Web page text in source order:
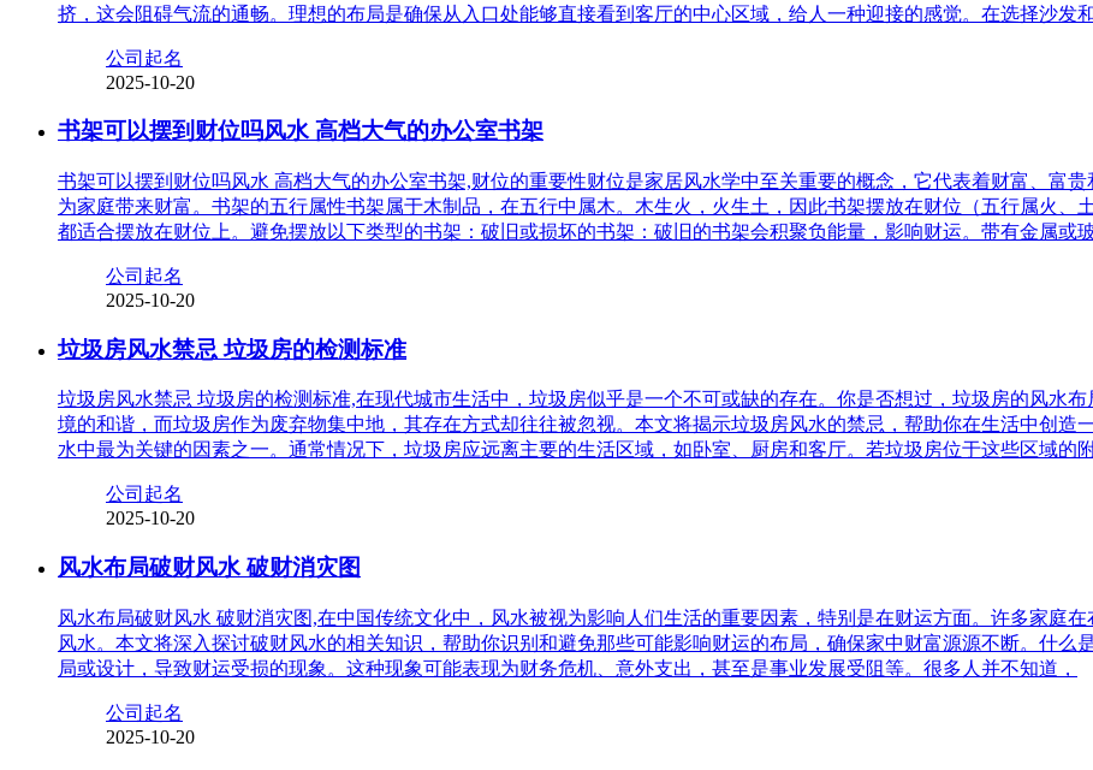
挤，这会阻碍气流的通畅。理想的布局是确保从入口处能够直接看到客厅的中心区域，给人一种迎接的感觉。在选择沙发
公司起名
2025-10-20
书架可以摆到财位吗风水 高档大气的办公室书架
书架可以摆到财位吗风水 高档大气的办公室书架,财位的重要性财位是家居风水学中至关重要的概念，它代表着财富、富
为家庭带来财富。书架的五行属性书架属于木制品，在五行中属木。木生火，火生土，因此书架摆放在财位（五行属火、
都适合摆放在财位上。避免摆放以下类型的书架：破旧或损坏的书架：破旧的书架会积聚负能量，影响财运。带有金属或
公司起名
2025-10-20
垃圾房风水禁忌 垃圾房的检测标准
垃圾房风水禁忌 垃圾房的检测标准,在现代城市生活中，垃圾房似乎是一个不可或缺的存在。你是否想过，垃圾房的风水
境的和谐，而垃圾房作为废弃物集中地，其存在方式却往往被忽视。本文将揭示垃圾房风水的禁忌，帮助你在生活中创
水中最为关键的因素之一。通常情况下，垃圾房应远离主要的生活区域，如卧室、厨房和客厅。若垃圾房位于这些区域的
公司起名
2025-10-20
风水布局破财风水 破财消灾图
风水布局破财风水 破财消灾图,在中国传统文化中，风水被视为影响人们生活的重要因素，特别是在财运方面。许多家庭
风水。本文将深入探讨破财风水的相关知识，帮助你识别和避免那些可能影响财运的布局，确保家中财富源源不断。什
局或设计，导致财运受损的现象。这种现象可能表现为财务危机、意外支出，甚至是事业发展受阻等。很多人并不知道，
公司起名
2025-10-20